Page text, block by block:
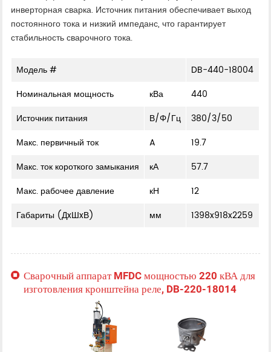
инверторная сварка. Источник питания обеспечивает выход
постоянного тока и низкий импеданс, что гарантирует
стабильность сварочного тока.
Модель #
DB-440-18004
Номинальная мощность
кВа
440
Источник питания
В/Φ/Гц
380/3/50
Макс. первичный ток
A
19.7
Макс. ток короткого замыкания
кА
57.7
Макс. рабочее давление
кН
12
Габариты (ДxШxВ)
мм 1398x918x2259
Сварочный аппарат MFDC мощностью 220 кВА для
изготовления кронштейна реле, DB-220-18014